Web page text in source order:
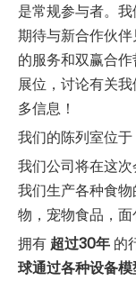
是常规参与者。
期待与新合作伙
的服务和双赢合
展位，讨论有关
多信息！
我们的陈列室位于
我们公司将在这
我们生产各种食
物，宠物食品，面
拥有超过30年 的
球通过各种设备